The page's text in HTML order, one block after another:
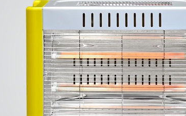
در معماری فروشگاه